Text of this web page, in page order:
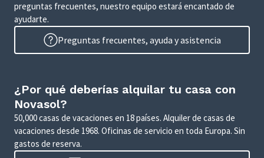
preguntas frecuentes, nuestro equipo estará encantado de
ayudarte.
Preguntas frecuentes, ayuda y asistencia
¿Por qué deberías alquilar tu casa con
Novasol?
50,000 casas de vacaciones en 18 países. Alquiler de casas de
vacaciones desde 1968. Oficinas de servicio en toda Europa. Sin
gastos de reserva.